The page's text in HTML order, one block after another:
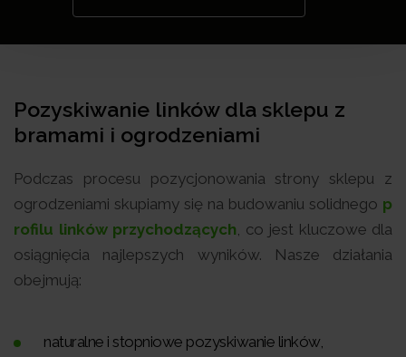
Pozyskiwanie linków dla sklepu z
bramami i ogrodzeniami
Podczas procesu pozycjonowania strony sklepu z
ogrodzeniami skupiamy się na budowaniu solidnego p
rofilu linków przychodzących , co jest kluczowe dla
osiągnięcia najlepszych wyników. Nasze działania
obejmują:
naturalne i stopniowe pozyskiwanie linków,